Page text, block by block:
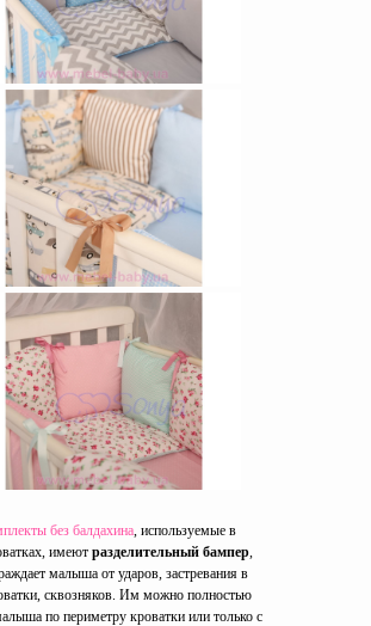
без балдахина, используемые в
имеют разделительный бампер,
малыша от ударов, застревания в
сквозняков. Им можно полностью
по периметру кроватки или только с